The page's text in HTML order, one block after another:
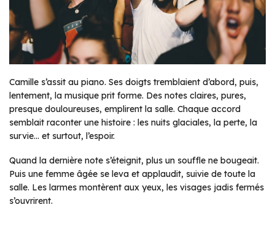
Camille s’assit au piano. Ses doigts tremblaient d’abord, puis,
lentement, la musique prit forme. Des notes claires, pures,
presque douloureuses, emplirent la salle. Chaque accord
semblait raconter une histoire : les nuits glaciales, la perte, la
survie… et surtout, l’espoir.
Quand la dernière note s’éteignit, plus un souffle ne bougeait.
Puis une femme âgée se leva et applaudit, suivie de toute la
salle. Les larmes montèrent aux yeux, les visages jadis fermés
s’ouvrirent.